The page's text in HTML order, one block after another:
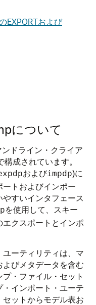
EXPORTおよび
について
ドライン・クライア
成されています。
およびimpdp)に
トおよびインポー
やすいインタフェース
を使用して、スキー
クスポートとインポ
ーティリティは、マ
びメタデータを含む
・ファイル・セット
インポート・ユーテ
ットからモデル表お